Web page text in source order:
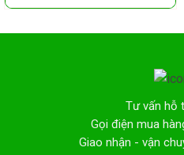
Tư vấn hỗ
Gọi điện mua
Giao nhận - vận